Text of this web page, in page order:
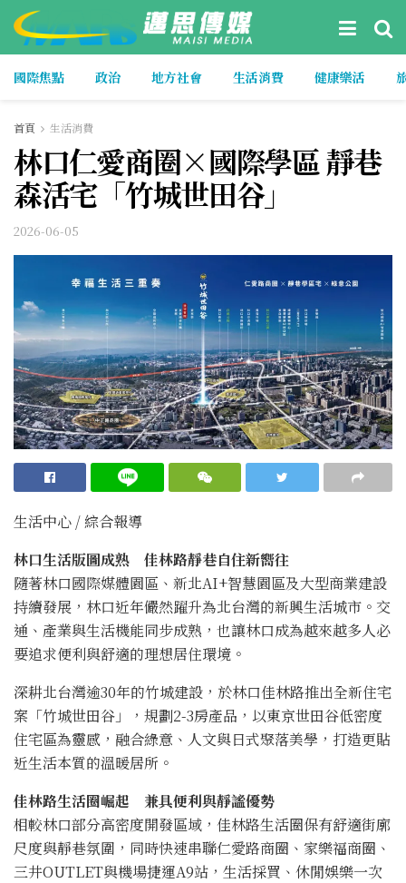
國際焦點 政治 地方社會 生活消費 健康樂活
首頁 生活消費
林口仁愛商圈×國際學區 靜巷
森活宅「竹城世田谷」
2026-06-05
生活中心 / 綜合報導
林口生活版圖成熟 佳林路靜巷自住新嚮往
隨著林口國際媒體園區、新北AI+智慧園區及大型商業建設
持續發展，林口近年儼然躍升為北台灣的新興生活城市。交
通、產業與生活機能同步成熟，也讓林口成為越來越多人必
要追求便利與舒適的理想居住環境。
深耕北台灣逾30年的竹城建設，於林口佳林路推出全新住宅
案「竹城世田谷」，規劃2-3房產品，以東京世田谷低密度
住宅區為靈感，融合綠意、人文與日式聚落美學，打造更貼
近生活本質的溫暖居所。
佳林路生活圈崛起 兼具便利與靜謐優勢
相較林口部分高密度開發區域，佳林路生活圈保有舒適街廓
尺度與靜巷氛圍，同時快速串聯仁愛路商圈、家樂福商圈、
三井OUTLET與機場捷運A9站，生活採買、休閒娛樂一次